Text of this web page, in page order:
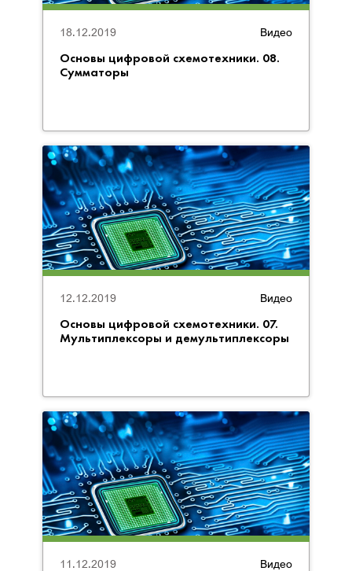
Видео
Основы цифровой схемотехники. 08.
Сумматоры
18.12.2019
Видео
Основы цифровой схемотехники. 07.
Мультиплексоры и демультиплексоры
12.12.2019
Видео
11.12.2019